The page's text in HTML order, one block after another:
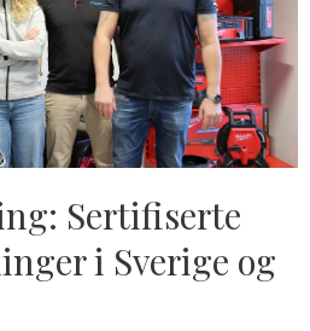
Sertifiserte
i Sverige og